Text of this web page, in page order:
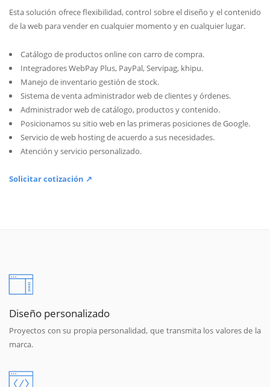
Esta solución ofrece flexibilidad, control sobre el diseño y el contenido
de la web para vender en cualquier momento y en cualquier lugar.
Catálogo de productos online con carro de compra.
Integradores WebPay Plus, PayPal, Servipag, khipu.
Manejo de inventario gestión de stock.
Sistema de venta administrador web de clientes y órdenes.
Administrador web de catálogo, productos y contenido.
Posicionamos su sitio web en las primeras posiciones de Google.
Servicio de web hosting de acuerdo a sus necesidades.
Atención y servicio personalizado.
Solicitar cotización ↗
Diseño personalizado
Proyectos con su propia personalidad, que transmita los valores de la
marca.